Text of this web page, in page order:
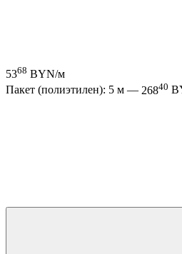
5368 BYN/м
Пакет (полиэтилен): 5 м — 26840